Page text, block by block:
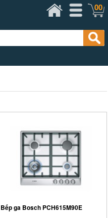
00
Bếp ga Bosch PCH615M90E